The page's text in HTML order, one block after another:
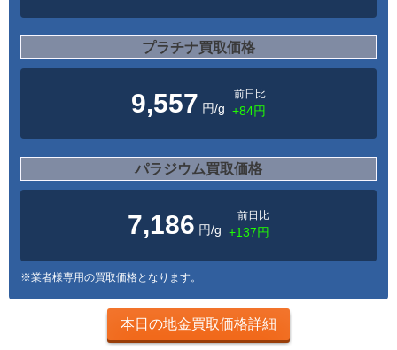
プラチナ買取価格
9,557 円/g
前日比
+84円
パラジウム買取価格
7,186 円/g
前日比
+137円
※業者様専用の買取価格となります。
本日の地金買取価格詳細